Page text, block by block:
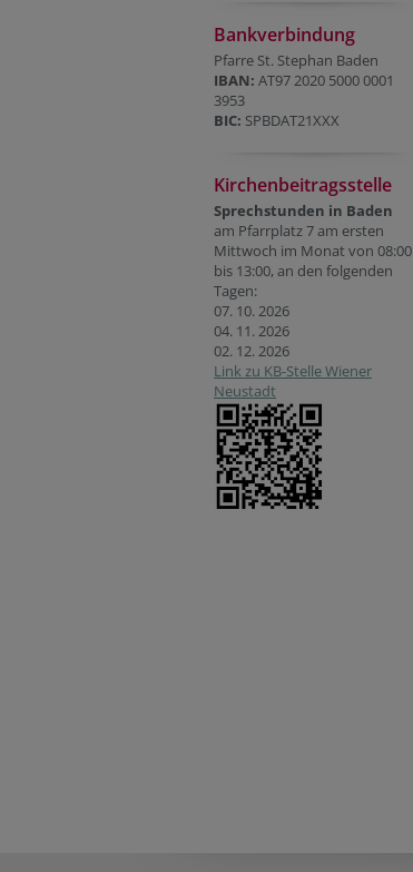
Bankverbindung
Pfarre St. Stephan Baden
IBAN: AT97 2020 5000 0001
3953
BIC: SPBDAT21XXX
Kirchenbeitragsstelle
Sprechstunden in Baden
am Pfarrplatz 7 am ersten
Mittwoch im Monat von 08:00
bis 13:00, an den folgenden
Tagen:
07. 10. 2026
04. 11. 2026
02. 12. 2026
Link zu KB-Stelle Wiener
Neustadt